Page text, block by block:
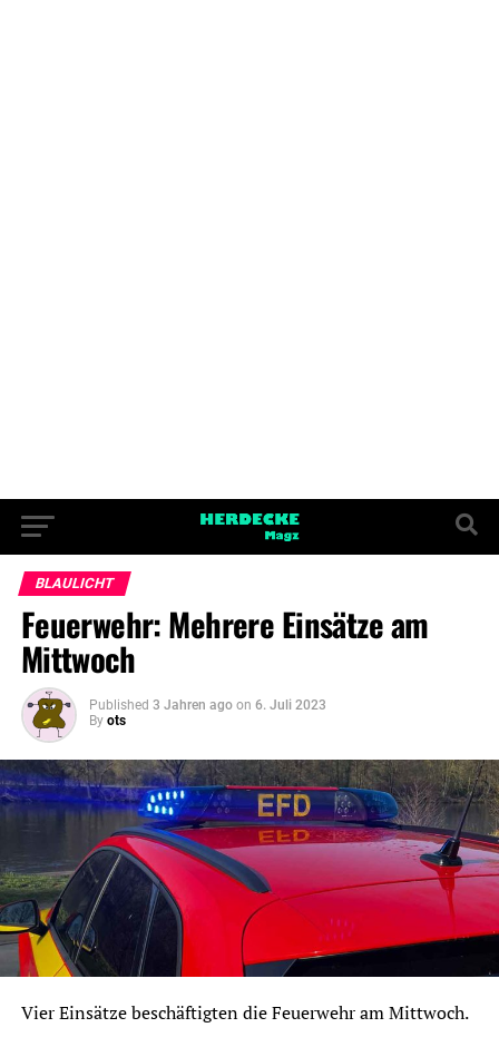
BLAULICHT
Feuerwehr: Mehrere Einsätze am
Mittwoch
Published 3 Jahren ago on 6. Juli 2023
By ots
Vier Einsätze beschäftigten die Feuerwehr am Mittwoch.